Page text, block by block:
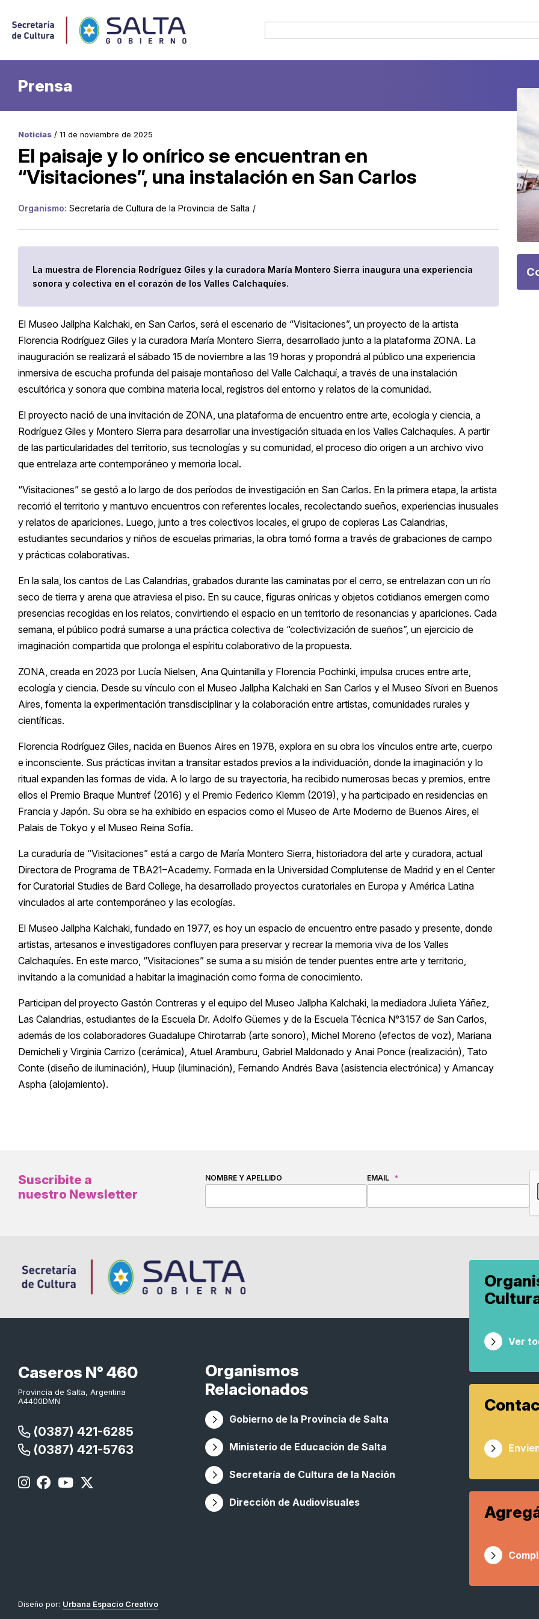
Prensa
Noticias / 11 de noviembre de 2025
El paisaje y lo onírico se encuentran en
“Visitaciones”, una instalación en San Carlos
Organismo: Secretaría de Cultura de la Provincia de Salta /
La muestra de Florencia Rodríguez Giles y la curadora María Montero Sierra inaugura una experiencia
sonora y colectiva en el corazón de los Valles Calchaquíes.
El Museo Jallpha Kalchaki, en San Carlos, será el escenario de “Visitaciones”, un proyecto de la artista
Florencia Rodríguez Giles y la curadora María Montero Sierra, desarrollado junto a la plataforma ZONA. La
inauguración se realizará el sábado 15 de noviembre a las 19 horas y propondrá al público una experiencia
inmersiva de escucha profunda del paisaje montañoso del Valle Calchaquí, a través de una instalación
escultórica y sonora que combina materia local, registros del entorno y relatos de la comunidad.
El proyecto nació de una invitación de ZONA, una plataforma de encuentro entre arte, ecología y ciencia, a
Rodríguez Giles y Montero Sierra para desarrollar una investigación situada en los Valles Calchaquíes. A partir
de las particularidades del territorio, sus tecnologías y su comunidad, el proceso dio origen a un archivo vivo
que entrelaza arte contemporáneo y memoria local.
“Visitaciones” se gestó a lo largo de dos períodos de investigación en San Carlos. En la primera etapa, la artista
recorrió el territorio y mantuvo encuentros con referentes locales, recolectando sueños, experiencias inusuales
y relatos de apariciones. Luego, junto a tres colectivos locales, el grupo de copleras Las Calandrias,
estudiantes secundarios y niños de escuelas primarias, la obra tomó forma a través de grabaciones de campo
y prácticas colaborativas.
En la sala, los cantos de Las Calandrias, grabados durante las caminatas por el cerro, se entrelazan con un río
seco de tierra y arena que atraviesa el piso. En su cauce, figuras oníricas y objetos cotidianos emergen como
presencias recogidas en los relatos, convirtiendo el espacio en un territorio de resonancias y apariciones. Cada
semana, el público podrá sumarse a una práctica colectiva de “colectivización de sueños”, un ejercicio de
imaginación compartida que prolonga el espíritu colaborativo de la propuesta.
ZONA, creada en 2023 por Lucía Nielsen, Ana Quintanilla y Florencia Pochinki, impulsa cruces entre arte,
ecología y ciencia. Desde su vínculo con el Museo Jallpha Kalchaki en San Carlos y el Museo Sívori en Buenos
Aires, fomenta la experimentación transdisciplinar y la colaboración entre artistas, comunidades rurales y
científicas.
Florencia Rodríguez Giles, nacida en Buenos Aires en 1978, explora en su obra los vínculos entre arte, cuerpo
e inconsciente. Sus prácticas invitan a transitar estados previos a la individuación, donde la imaginación y lo
ritual expanden las formas de vida. A lo largo de su trayectoria, ha recibido numerosas becas y premios, entre
ellos el Premio Braque Muntref (2016) y el Premio Federico Klemm (2019), y ha participado en residencias en
Francia y Japón. Su obra se ha exhibido en espacios como el Museo de Arte Moderno de Buenos Aires, el
Palais de Tokyo y el Museo Reina Sofía.
La curaduría de “Visitaciones” está a cargo de María Montero Sierra, historiadora del arte y curadora, actual
Directora de Programa de TBA21–Academy. Formada en la Universidad Complutense de Madrid y en el Center
for Curatorial Studies de Bard College, ha desarrollado proyectos curatoriales en Europa y América Latina
vinculados al arte contemporáneo y las ecologías.
El Museo Jallpha Kalchaki, fundado en 1977, es hoy un espacio de encuentro entre pasado y presente, donde
artistas, artesanos e investigadores confluyen para preservar y recrear la memoria viva de los Valles
Calchaquíes. En este marco, “Visitaciones” se suma a su misión de tender puentes entre arte y territorio,
invitando a la comunidad a habitar la imaginación como forma de conocimiento.
Participan del proyecto Gastón Contreras y el equipo del Museo Jallpha Kalchaki, la mediadora Julieta Yáñez,
Las Calandrias, estudiantes de la Escuela Dr. Adolfo Güemes y de la Escuela Técnica N°3157 de San Carlos,
además de los colaboradores Guadalupe Chirotarrab (arte sonoro), Michel Moreno (efectos de voz), Mariana
Demicheli y Virginia Carrizo (cerámica), Atuel Aramburu, Gabriel Maldonado y Anai Ponce (realización), Tato
Conte (diseño de iluminación), Huup (iluminación), Fernando Andrés Bava (asistencia electrónica) y Amancay
Aspha (alojamiento).
Suscribite a
nuestro Newsletter
NOMBRE Y APELLIDO EMAIL *
Caseros N° 460
Provincia de Salta, Argentina
A4400DMN
(0387) 421-6285
(0387) 421-5763
Organismos
Relacionados
Gobierno de la Provincia de Salta
Ministerio de Educación de Salta
Secretaría de Cultura de la Nación
Dirección de Audiovisuales
Ver
Diseño por: Urbana Espacio Creativo